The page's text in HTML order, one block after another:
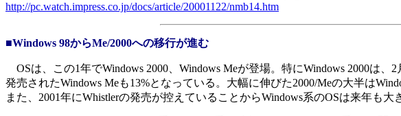
http://pc.watch.impress.co.jp/docs/article/20001122/nmb14.htm
■Windows 98からMe/2000への移行が進む
OSは、この1年でWindows 2000、Windows Meが登場。特にWindows 2000は
発売されたWindows Meも13%となっている。大幅に伸びた2000/Meの大半は
また、2001年にWhistlerの発売が控えていることからWindows系のOSは来年も大